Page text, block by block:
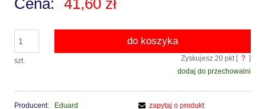
szt.
do koszyka
Zyskujesz 20 pkt [ ? ]
dodaj do przechowalni
Producent:
Eduard
zapytaj o produkt